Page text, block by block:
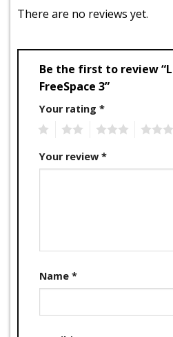
There are no reviews yet.
Be the first to review
FreeSpace 3”
Your rating *
Your review *
Name *